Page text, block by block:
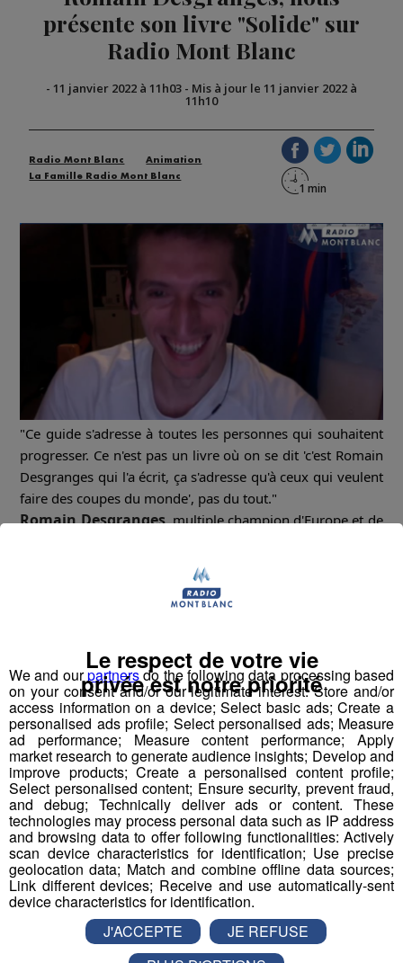
présente son livre "Solide" sur
Radio Mont Blanc
- 11 janvier 2022 à 11h03 - Mis à jour le 11 janvier 2022 à
11h10
Radio Mont Blanc
Animation
La Famille Radio Mont Blanc
"Ce guide s'adresse à toutes les personnes qui souhaitent
progresser. Ce n'est pas un livre où on se dit 'c'est Romain
Desgranges qui l'a écrit, ça s'adresse qu'à ceux qui veulent
faire des coupes du monde', pas du tout."
Romain Desgranges, multiple champion d'Europe et de
monde d'escalade, était en direct sur
pour nous parler de ses projets, en particulier son
We and ourpartnersdo the following data processing based
on your consent and/or our legitimate interest: Store and/or
access information on a device; Select basic ads; Create a
personalised ads profile; Select personalised ads; Measure
ad performance; Measure content performance; Apply
market research to generate audience insights; Develop and
improve products; Create a personalised content profile;
Select personalised content; Ensure security, prevent fraud,
and debug; Technically deliver ads or content. These
technologies may process personal data such as IP address
and browsing data to offer following functionalities: Actively
scan device characteristics for identification; Use precise
geolocation data; Match and combine offline data sources;
Link different devices; Receive and use automatically-sent
device characteristics for identification.
Le respect de votre vie
privée est notre priorité
J'ACCEPTE
JE REFUSE